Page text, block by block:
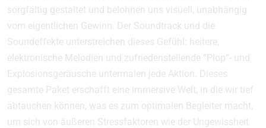
sorgfältig gestaltet und belohnen uns visuell, unabhängig
vom eigentlichen Gewinn. Der Soundtrack und die
Soundeffekte unterstreichen dieses Gefühl: heitere,
elektronische Melodien und zufriedenstellende “Plop”- und
Explosionsgeräusche untermalen jede Aktion. Dieses
gesamte Paket erschafft eine immersive Welt, in die wir tief
abtauchen können, was es zum optimalen Begleiter macht,
um sich von äußeren Stressfaktoren wie der Ungewissheit